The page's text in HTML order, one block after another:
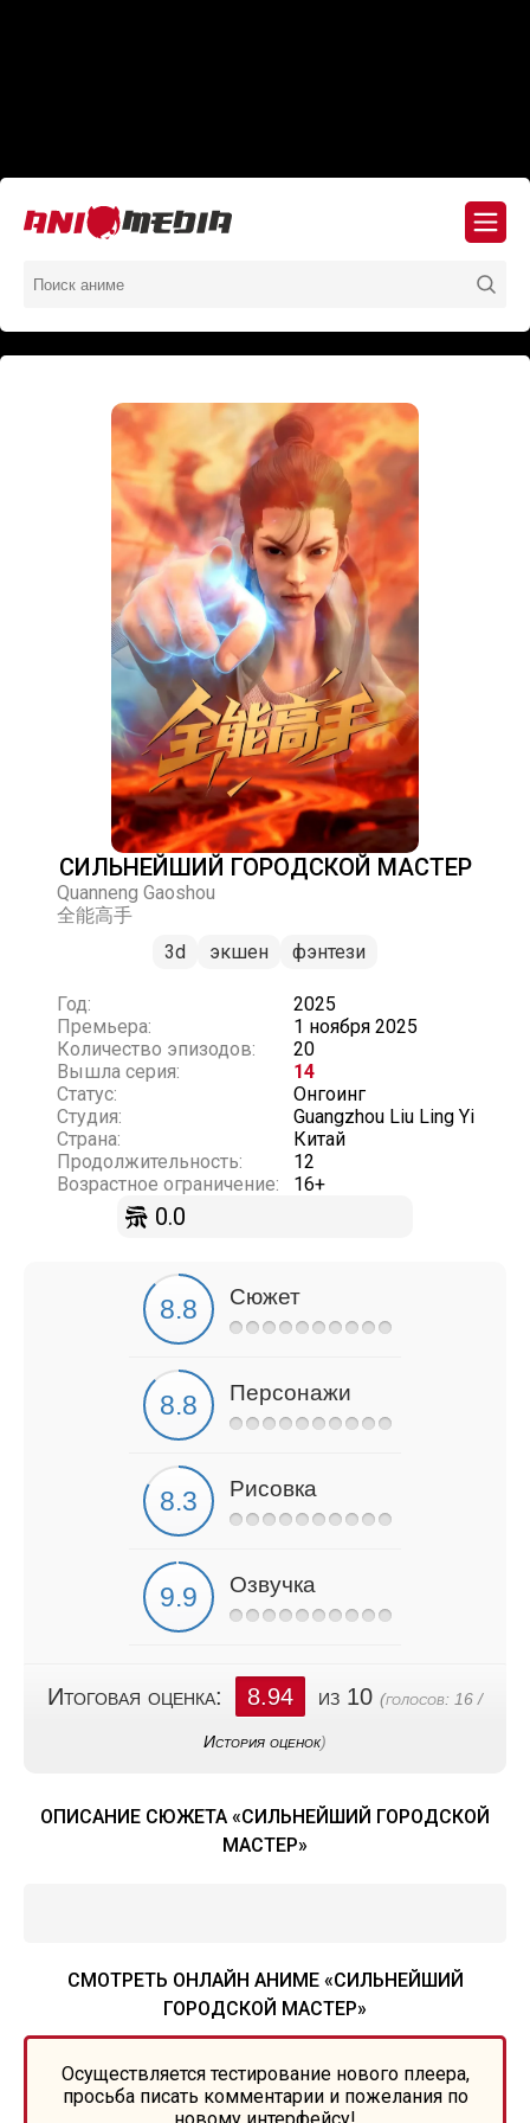
СИЛЬНЕЙШИЙ ГОРОДСКОЙ МАСТЕР
Quanneng Gaoshou
全能高手
3d
экшен фэнтези
Год:
2025
Премьера:
1 ноября 2025
Количество эпизодов:
20
Вышла серия:
14
Статус:
Онгоинг
Студия:
Guangzhou Liu Ling Yi
Страна:
Китай
Продолжительность:
12
Возрастное ограничение:
16+
0.0
Сюжет
Персонажи
Рисовка
Озвучка
Итоговая оценка: 8.94 из 10 (голосов: 16 /
История оценок)
ОПИСАНИЕ СЮЖЕТА «СИЛЬНЕЙШИЙ ГОРОДСКОЙ
МАСТЕР»
СМОТРЕТЬ ОНЛАЙН АНИМЕ «СИЛЬНЕЙШИЙ
ГОРОДСКОЙ МАСТЕР»
Осуществляется тестирование нового плеера,
просьба писать комментарии и пожелания по